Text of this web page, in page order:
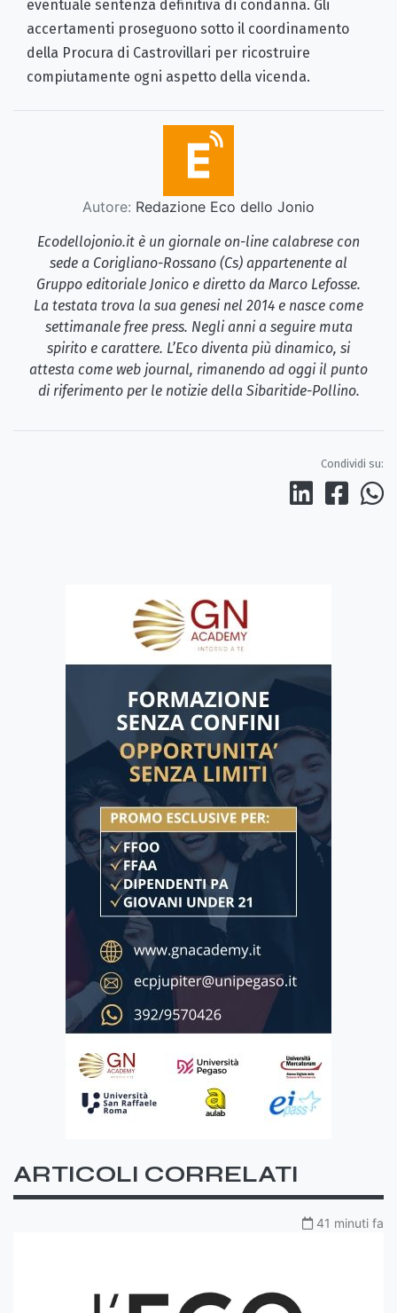
eventuale sentenza definitiva di condanna. Gli
accertamenti proseguono sotto il coordinamento
della Procura di Castrovillari per ricostruire
compiutamente ogni aspetto della vicenda.
Autore: Redazione Eco dello Jonio
Ecodellojonio.it è un giornale on-line calabrese con
sede a Corigliano-Rossano (Cs) appartenente al
Gruppo editoriale Jonico e diretto da Marco Lefosse.
La testata trova la sua genesi nel 2014 e nasce come
settimanale free press. Negli anni a seguire muta
spirito e carattere. L’Eco diventa più dinamico, si
attesta come web journal, rimanendo ad oggi il punto
di riferimento per le notizie della Sibaritide-Pollino.
Condividi su:
ARTICOLI CORRELATI
41 minuti fa